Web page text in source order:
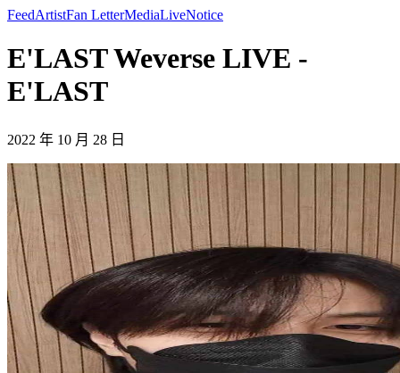
FeedArtistFan LetterMediaLiveNotice
E'LAST Weverse LIVE -
E'LAST
2022 年 10 月 28 日